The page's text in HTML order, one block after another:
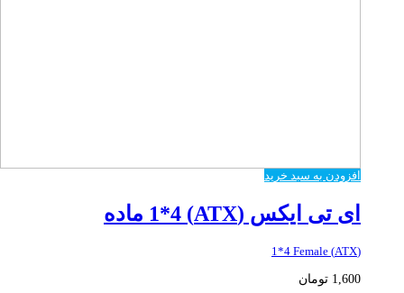
افزودن به سبد خرید
ای تی ایکس (ATX) 1*4 ماده
(ATX) 1*4 Female
1,600 تومان